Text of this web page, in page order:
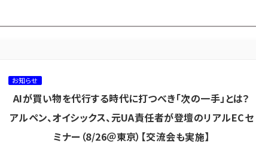
カテゴリ／種別 から探す セミナー／イベント から探す
お知らせ
AIが買い物を代行する時代に打つべき「次の一手」とは？
アルペン、オイシックス、元UA責任者が登壇のリアルECセ
ミナー（8/26＠東京）【交流会も実施】